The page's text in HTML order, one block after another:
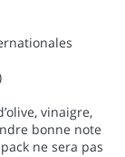
vinaigre,
bonne note
ne sera pas